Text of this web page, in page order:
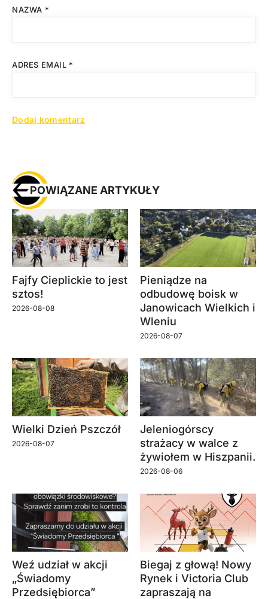
NAZWA *
ADRES EMAIL *
POWIĄZANE ARTYKUŁY
Fajfy Cieplickie to jest
sztos!
2026-08-08
Pieniądze na
odbudowę boisk w
Janowicach Wielkich i
Wleniu
2026-08-07
Wielki Dzień Pszczół
2026-08-07
Jeleniogórscy
strażacy w walce z
żywiołem w Hiszpanii.
2026-08-06
Weź udział w akcji
„Świadomy
Przedsiębiorca”
Biegaj z głową! Nowy
Rynek i Victoria Club
zapraszają na